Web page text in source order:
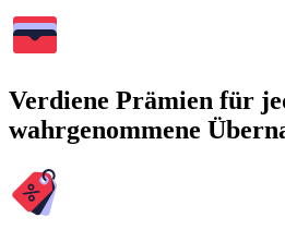
Verdiene Prämien für
wahrgenommene